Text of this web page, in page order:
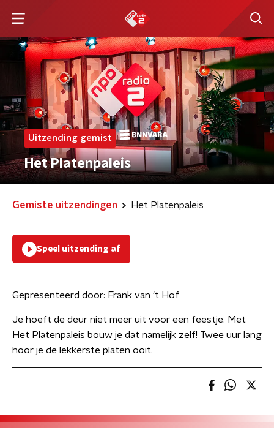
Uitzending gemist
Het Platenpaleis
Gemiste uitzendingen Het Platenpaleis
Speel uitzending af
Gepresenteerd door: Frank van 't Hof
Je hoeft de deur niet meer uit voor een feestje. Met
Het Platenpaleis bouw je dat namelijk zelf! Twee uur lang
hoor je de lekkerste platen ooit.